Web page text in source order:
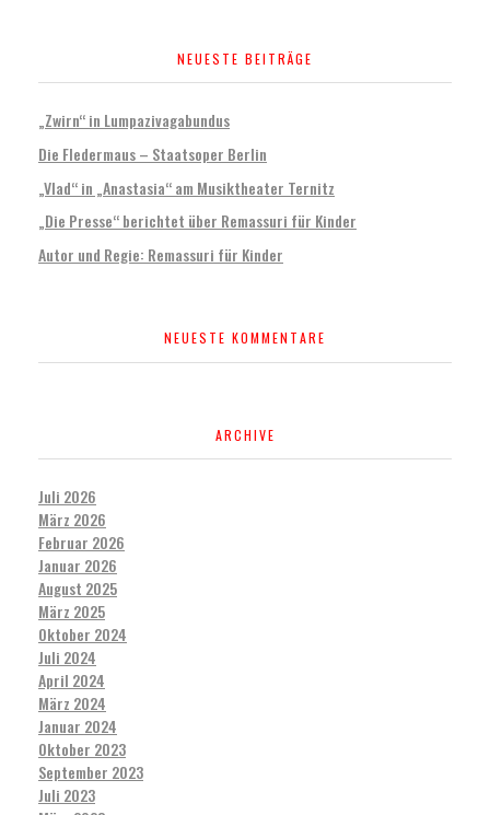
NEUESTE BEITRÄGE
„Zwirn“ in Lumpazivagabundus
Die Fledermaus – Staatsoper Berlin
„Vlad“ in „Anastasia“ am Musiktheater Ternitz
„Die Presse“ berichtet über Remassuri für Kinder
Autor und Regie: Remassuri für Kinder
NEUESTE KOMMENTARE
ARCHIVE
Juli 2026
März 2026
Februar 2026
Januar 2026
August 2025
März 2025
Oktober 2024
Juli 2024
April 2024
März 2024
Januar 2024
Oktober 2023
September 2023
Juli 2023